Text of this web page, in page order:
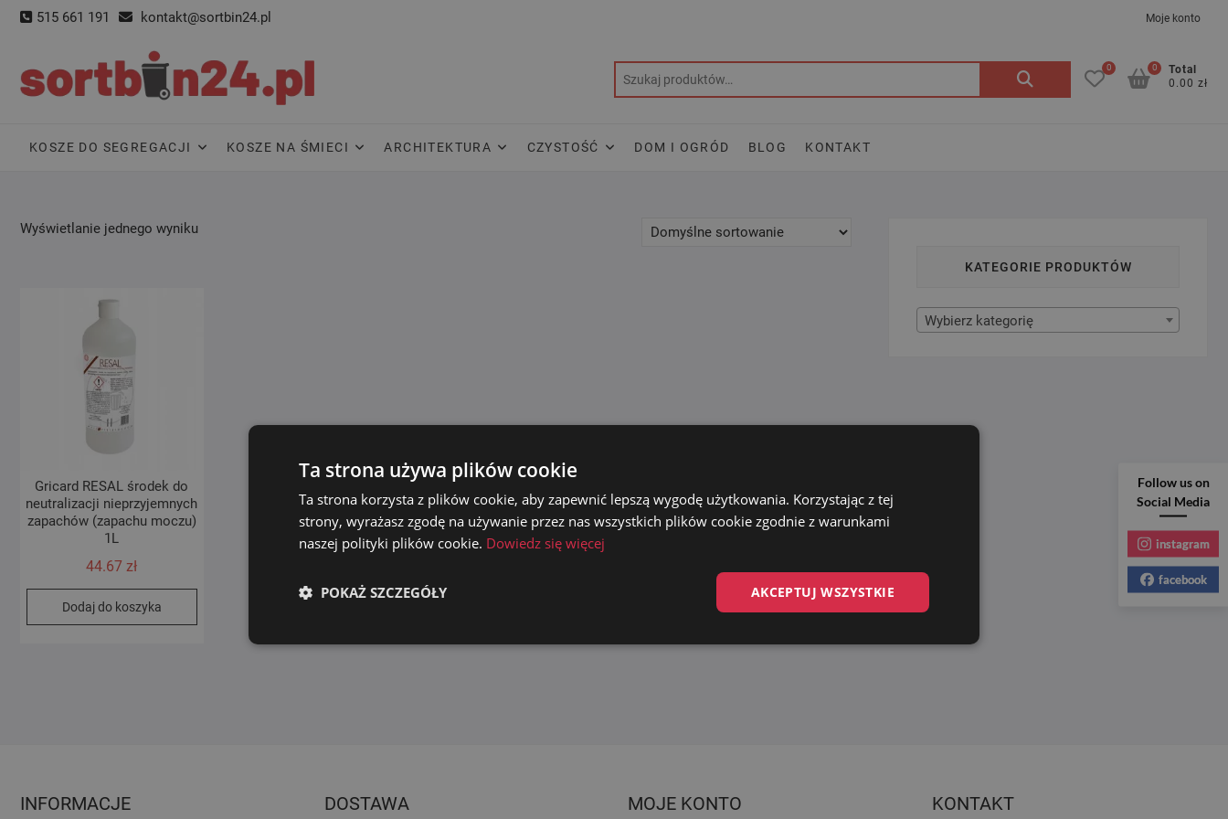
Skip
515 661 191 kontakt@sortbin24.pl Moje konto
Szukaj: 0
Total
0.00 zł
0
KOSZE DO SEGREGACJI KOSZE NA ŚMIECI ARCHITEKTURA CZYSTOŚĆ DOM I OGRÓD BLOG KONTAKT
Wyświetlanie jednego wyniku
Gricard RESAL środek do
neutralizacji nieprzyjemnych
zapachów (zapachu moczu)
1L
44.67 zł
Dodaj do koszyka
KATEGORIE PRODUKTÓW
Wybierz kategorię
INFORMACJE DOSTAWA MOJE KONTO KONTAKT
Follow us on
Social Media
instagram
facebook
Ta strona używa plików cookie
Ta strona korzysta z plików cookie, aby zapewnić lepszą wygodę użytkowania. Korzystając z tej
strony, wyrażasz zgodę na używanie przez nas wszystkich plików cookie zgodnie z warunkami
naszej polityki plików cookie. Dowiedz się więcej
AKCEPTUJ WSZYSTKIE
POKAŻ SZCZEGÓŁY